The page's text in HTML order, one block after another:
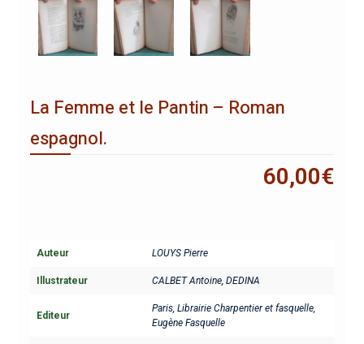
La Femme et le Pantin – Roman
espagnol.
60,00€
Auteur LOUYS Pierre
Illustrateur CALBET Antoine, DEDINA
Editeur
Paris, Librairie Charpentier et fasquelle,
Eugène Fasquelle